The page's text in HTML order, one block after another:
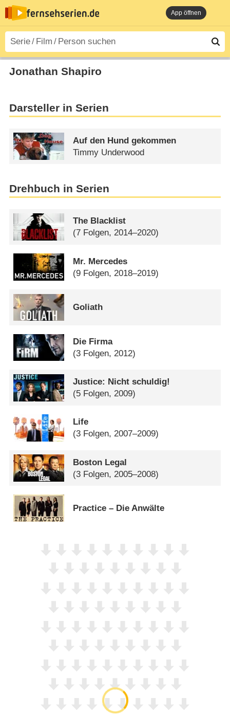
App öffnen
Jonathan Shapiro
Darsteller in Serien
Auf den Hund gekommen
Timmy Underwood
Drehbuch in Serien
The Blacklist
(7 Folgen, 2014–2020)
Mr. Mercedes
(9 Folgen, 2018–2019)
Goliath
Die Firma
(3 Folgen, 2012)
Justice: Nicht schuldig!
(5 Folgen, 2009)
Life
(3 Folgen, 2007–2009)
Boston Legal
(3 Folgen, 2005–2008)
Practice – Die Anwälte